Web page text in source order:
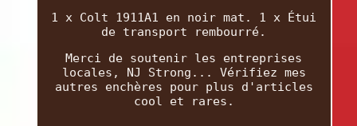
1 x Colt 1911A1 en noir mat. 1 x Étui
de transport rembourré.
Merci de soutenir les entreprises
locales, NJ Strong... Vérifiez mes
autres enchères pour plus d'articles
cool et rares.